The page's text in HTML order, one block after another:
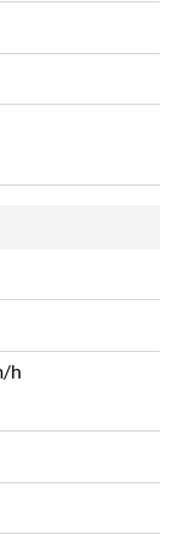
h